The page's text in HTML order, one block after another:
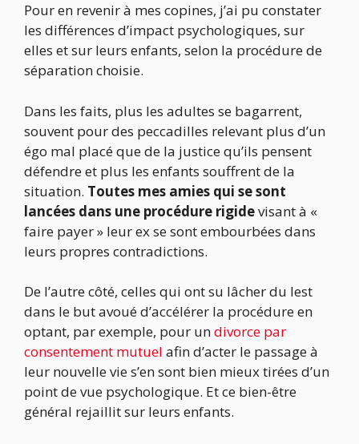
Pour en revenir à mes copines, j’ai pu constater
les différences d’impact psychologiques, sur
elles et sur leurs enfants, selon la procédure de
séparation choisie.
Dans les faits, plus les adultes se bagarrent,
souvent pour des peccadilles relevant plus d’un
égo mal placé que de la justice qu’ils pensent
défendre et plus les enfants souffrent de la
situation. Toutes mes amies qui se sont
lancées dans une procédure rigidevisant à «
faire payer » leur ex se sont embourbées dans
leurs propres contradictions.
De l’autre côté, celles qui ont su lâcher du lest
dans le but avoué d’accélérer la procédure en
optant, par exemple, pour undivorce par
consentement mutuel afin d’acter le passage à
leur nouvelle vie s’en sont bien mieux tirées d’un
point de vue psychologique. Et ce bien-être
général rejaillit sur leurs enfants.